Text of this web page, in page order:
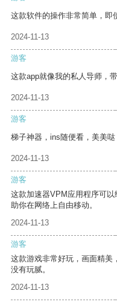
这款软件的操作非常简单，即
2024-11-13
游客
这款app就像我的私人导师，
2024-11-13
游客
梯子神器，ins随便看，美美哒
2024-11-13
游客
这款加速器VPM应用程序可
助你在网络上自由移动。
2024-11-13
游客
这款游戏非常好玩，画面精美
没有玩腻。
2024-11-13